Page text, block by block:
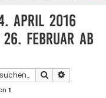
April 2016
Februar ab
Suche
1